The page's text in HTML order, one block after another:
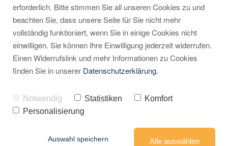
erforderlich. Bitte stimmen Sie all unseren Cookies zu und
beachten Sie, dass unsere Seite für Sie nicht mehr
vollständig funktioniert, wenn Sie in einige Cookies nicht
einwilligen. Sie können Ihre Einwilligung jederzeit widerrufen.
Einen Widerrufslink und mehr Informationen zu Cookies
finden Sie in unserer Datenschutzerklärung.
Notwendig Statistiken
Komfort
Personalisierung
Auswahl speichern Alle auswählen